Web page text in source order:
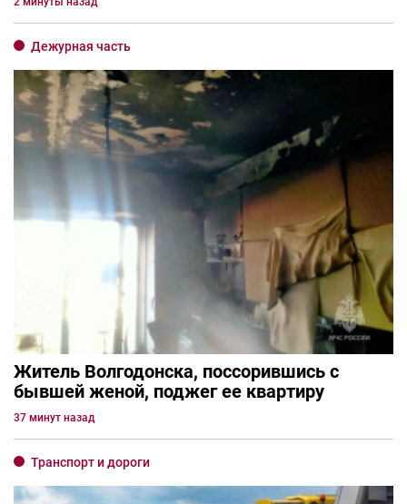
Дежурная часть
Житель Волгодонска, поссорившись с
бывшей женой, поджег ее квартиру
37 минут назад
Транспорт и дороги